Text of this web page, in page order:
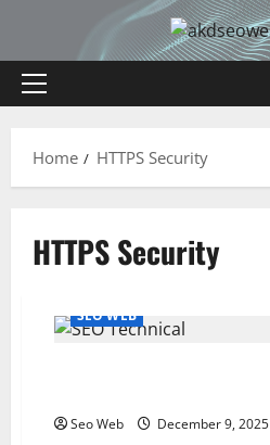
content
Primary
Home
HTTPS Security
HTTPS Security
SEO WEB
Seo Web December 9, 2025